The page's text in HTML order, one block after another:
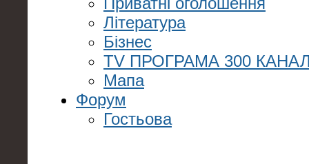
Література
Бізнес
TV ПРОГРАМА 300
Мапа
Форум
Гостьова